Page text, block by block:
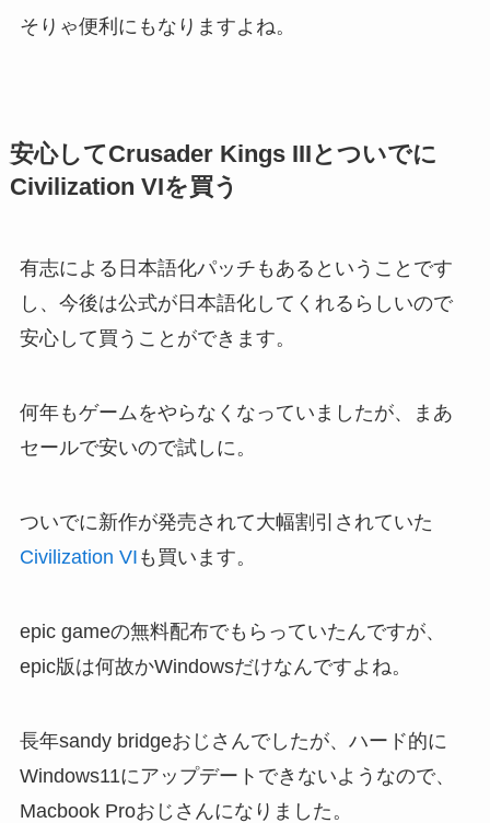
そりゃ便利にもなりますよね。
安心してCrusader Kings III
とついでに
Civilization VIを買う
有志による日本語化パッチもあるということです
し、今後は公式が日本語化してくれるらしいので
安心して買うことができます。
何年もゲームをやらなくなっていましたが、まあ
セールで安いので試しに。
ついでに新作が発売されて大幅割引されていた
Civilization VI も買います。
epic gameの無料配布でもらっていたんですが、
epic版は何故かWindowsだけなんですよね。
長年sandy bridgeおじさんでしたが、ハード的に
Windows11にアップデートできないようなので、
Macbook Proおじさんになりました。